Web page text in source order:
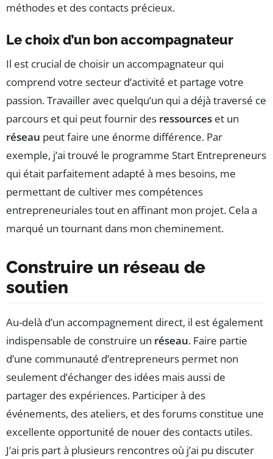
méthodes et des contacts précieux.
Le choix d’un bon accompagnateur
Il est crucial de choisir un accompagnateur qui
comprend votre secteur d’activité et partage votre
passion. Travailler avec quelqu’un qui a déjà traversé ce
parcours et qui peut fournir des ressources et un
réseau peut faire une énorme différence. Par
exemple, j’ai trouvé le programme Start Entrepreneurs
qui était parfaitement adapté à mes besoins, me
permettant de cultiver mes compétences
entrepreneuriales tout en affinant mon projet. Cela a
marqué un tournant dans mon cheminement.
Construire un réseau de
soutien
Au-delà d’un accompagnement direct, il est également
indispensable de construire un réseau. Faire partie
d’une communauté d’entrepreneurs permet non
seulement d’échanger des idées mais aussi de
partager des expériences. Participer à des
événements, des ateliers, et des forums constitue une
excellente opportunité de nouer des contacts utiles.
J’ai pris part à plusieurs rencontres où j’ai pu discuter